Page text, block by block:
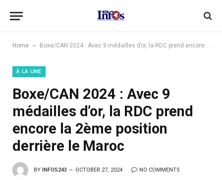
Home » Boxe/CAN 2024 : Avec 9 médailles d’or, la RDC prend encore la 2ème position derrière le Maroc
À LA UNE
Boxe/CAN 2024 : Avec 9
médailles d’or, la RDC prend
encore la 2ème position
derrière le Maroc
BY INFOS243 OCTOBER 27, 2024 NO COMMENTS